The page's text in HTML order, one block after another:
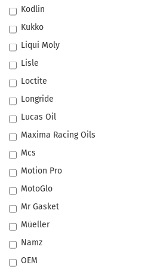
Kodlin
Kukko
Liqui Moly
Lisle
Loctite
Longride
Lucas Oil
Maxima Racing Oils
Mcs
Motion Pro
MotoGlo
Mr Gasket
Müeller
Namz
OEM